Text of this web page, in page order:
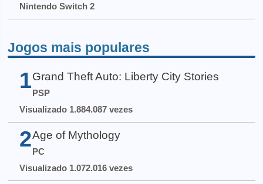
Nintendo Switch 2
Jogos mais populares
1 Grand Theft Auto: Liberty City Stories
PSP
Visualizado 1.884.087 vezes
2 Age of Mythology
PC
Visualizado 1.072.016 vezes